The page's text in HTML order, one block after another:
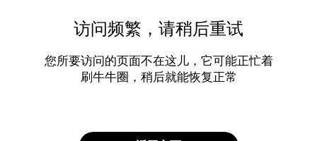
访问频繁，请稍后重试
您所要访问的页面不在这儿，它可能正忙着
刷牛牛圈，稍后就能恢复正常